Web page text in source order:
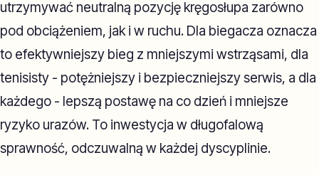
utrzymywać neutralną pozycję kręgosłupa zarówno
pod obciążeniem, jak i w ruchu. Dla biegacza oznacza
to efektywniejszy bieg z mniejszymi wstrząsami, dla
tenisisty - potężniejszy i bezpieczniejszy serwis, a dla
każdego - lepszą postawę na co dzień i mniejsze
ryzyko urazów. To inwestycja w długofalową
sprawność, odczuwalną w każdej dyscyplinie.